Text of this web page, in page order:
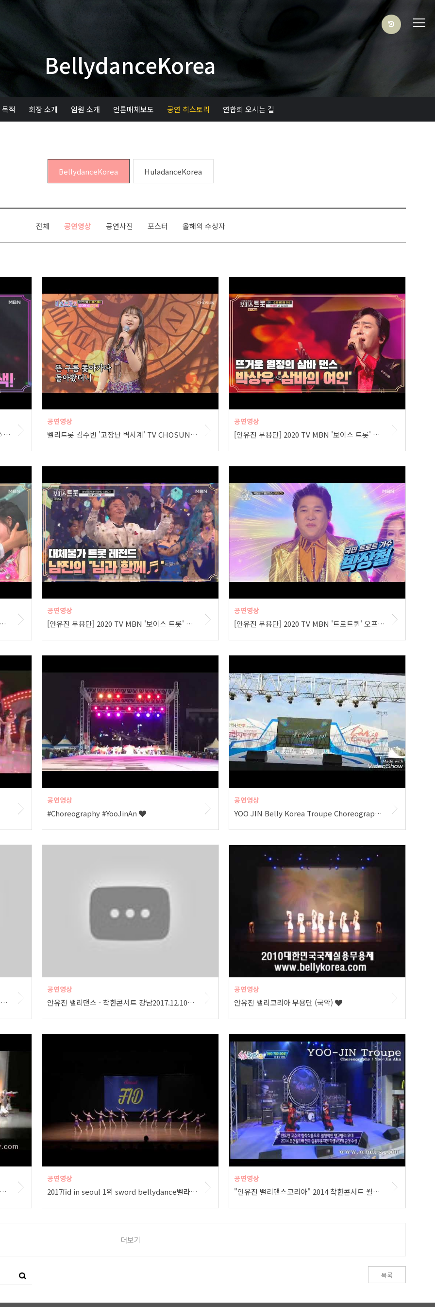
BellydanceKorea
적 회장 소개 임원 소개 언론매체보도 공연 히스토리 연합회 오시는 길
BellydanceKorea HuladanceKorea
전체 공연영상 공연사진 포스터 올해의 수상자
[안유진 무용단의 탄누라] 서지오 ＜돌리도＞♪ MBN '트롯파이터'
공연영상
벨리트롯 김수빈 '고장난 벽시계' TV CHOSUN 210114 방송 | [내일은 미스트롯2] 5회 | TV…
공연영상
[안유진 무용단] 2020 TV MBN '보이스 트롯' 공연 (박상우- 삼바의 여인 ♬)
'보이스 트롯' 공연 (서태훈 - 쌈바의 여인 ♬)
공연영상
[안유진 무용단] 2020 TV MBN '보이스 트롯' 오프닝 공연 (남진 - 님과 함께 ♬)
공연영상
[안유진 무용단] 2020 TV MBN '트로트퀸' 오프닝 공연 (박상철-무조건 ♬)
공연영상
#Choreography #YooJinAn
공연영상
YOO JIN Belly Korea Troupe Choreography by #YooJinAn
안유진 밸리댄스 - 착한콘서트 강남2017.12.10일.hnh.
공연영상
안유진 밸리댄스 - 착한콘서트 강남2017.12.10일.hnh.
공연영상
안유진 밸리코리아 무용단 (국악)
2014WBDCS 학생부 단체 대상 대구 밸리댄스코리아
공연영상
2017fid in seoul 1위 sword bellydance벨라무용단 대구밸리댄스코리아 곽나영
공연영상
"안유진 밸리댄스코리아" 2014 착한콘서트 월드컵 축하공연
더보기
목록